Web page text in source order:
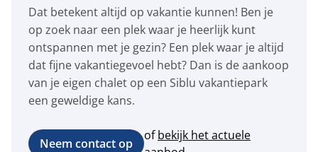
Dat betekent altijd op vakantie kunnen! Ben je
op zoek naar een plek waar je heerlijk kunt
ontspannen met je gezin? Een plek waar je altijd
dat fijne vakantiegevoel hebt? Dan is de aankoop
van je eigen chalet op een Siblu vakantiepark
een geweldige kans.
Neem contact op
ofbekijk het actuele